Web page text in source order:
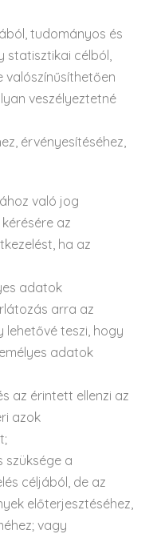
tudományos és
statisztikai célból,
valószínűsíthetően
veszélyeztetné
érvényesítéséhez,
való jog
az
ha az
adatok
arra az
teszi, hogy
adatok
az érintett ellenzi az
azok
szüksége a
céljából, de az
előterjesztéséhez,
vagy